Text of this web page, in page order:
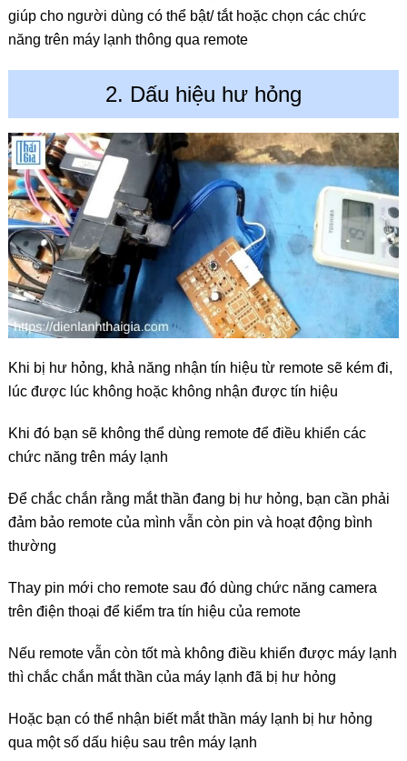
giúp cho người dùng có thể bật/ tắt hoặc chọn các chức
năng trên máy lạnh thông qua remote
2. Dấu hiệu hư hỏng
Khi bị hư hỏng, khả năng nhận tín hiệu từ remote sẽ kém đi,
lúc được lúc không hoặc không nhận được tín hiệu
Khi đó bạn sẽ không thể dùng remote để điều khiển các
chức năng trên máy lạnh
Để chắc chắn rằng mắt thần đang bị hư hỏng, bạn cần phải
đảm bảo remote của mình vẫn còn pin và hoạt động bình
thường
Thay pin mới cho remote sau đó dùng chức năng camera
trên điện thoại để kiểm tra tín hiệu của remote
Nếu remote vẫn còn tốt mà không điều khiển được máy lạnh
thì chắc chắn mắt thần của máy lạnh đã bị hư hỏng
Hoặc bạn có thể nhận biết mắt thần máy lạnh bị hư hỏng
qua một số dấu hiệu sau trên máy lạnh